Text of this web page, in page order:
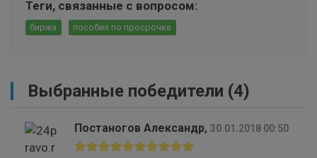
Теги, связанные с вопросом:
биржа пособия по просрочке
Выбранные победители (4)
Постаногов Александр, 30.01.2018 00:50